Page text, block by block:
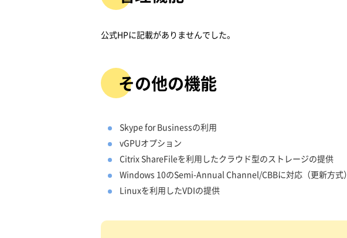
公式HPに記載がありませんでした。
その他の機能
Skype for Businessの利用
vGPUオプション
Citrix ShareFileを利用したクラウド型のストレージの提供
Windows 10のSemi-Annual Channel/CBBに対応（更新方式）
Linuxを利用したVDIの提供